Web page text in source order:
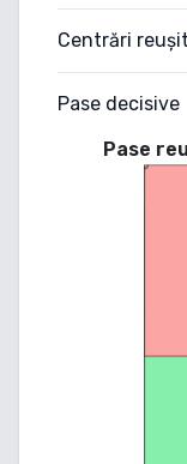
Centrări
Pase decisive
Pase